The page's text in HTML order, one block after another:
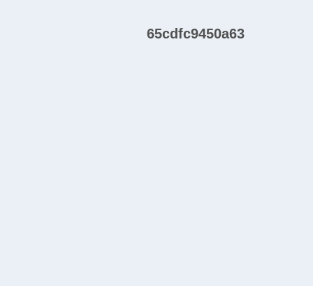
65cdfc9450a63